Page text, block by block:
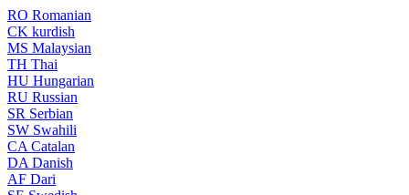
RO Romanian
CK kurdish
MS Malaysian
TH Thai
HU Hungarian
RU Russian
SR Serbian
SW Swahili
CA Catalan
DA Danish
AF Dari